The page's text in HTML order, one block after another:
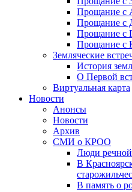
Прощание с
Прощание с
Прощание с
Прощание с
Земляческие
История
О Первой
Виртуальная карта
Новости
Анонсы
Новости
Архив
СМИ о КРОО
Люди
В
В память о